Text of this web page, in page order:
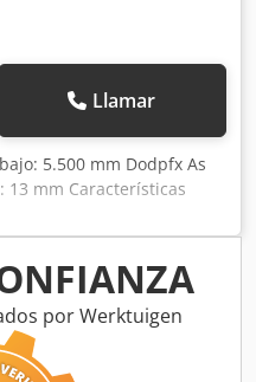
Llamar
5.500 mm Dodpfx As
13 mm Características
* DIÁMETRO DEL
DE LOS RODILLOS
HIDRÁULICOS
ELEVACIÓN HIDRÁULICA
por Werktuigen